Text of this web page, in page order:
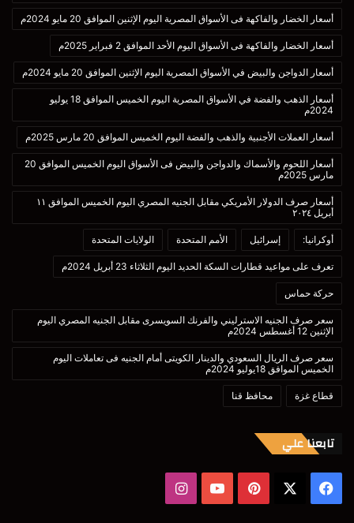
أسعار الخضار والفاكهة فى الأسواق المصرية اليوم الإثنين الموافق 20 مايو 2024م
أسعار الخضار والفاكهة فى الأسواق اليوم الأحد الموافق 2 فبراير 2025م
أسعار الدواجن والبيض في الأسواق المصرية اليوم الإثنين الموافق 20 مايو 2024م
أسعار الذهب والفضة في الأسواق المصرية اليوم الخميس الموافق 18 يوليو
2024م
أسعار العملات الأجنبية والذهب والفضة اليوم الخميس الموافق 20 مارس 2025م
أسعار اللحوم والأسماك والدواجن والبيض فى الأسواق اليوم الخميس الموافق 20
مارس 2025م
أسعار صرف الدولار الأمريكي مقابل الجنيه المصري اليوم الخميس الموافق ١١
أبريل ٢٠٢٤
أوكرانيا: إسرائيل الأمم المتحدة الولايات المتحدة
تعرف على مواعيد قطارات السكة الحديد اليوم الثلاثاء 23 أبريل 2024م
حركة حماس
سعر صرف الجنيه الاسترليني والفرنك السويسرى مقابل الجنيه المصري اليوم
الإثنين 12 أغسطس 2024م
سعر صرف الريال السعودي والدينار الكويتى أمام الجنيه فى تعاملات اليوم
الخميس الموافق 18يوليو 2024م
قطاع غزة محافظ قنا
تابعنا علي
فيسبوك بينتيريست‫YouTube